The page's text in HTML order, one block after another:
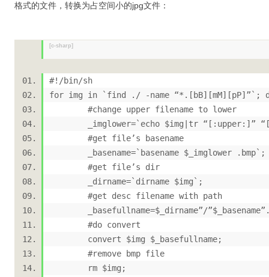
格式的文件，转换为占空间小的jpg文件：
[c-sharp]
#!/bin/sh
for img in `find ./ -name
#change upper filename to lower
_imglower=`echo $img|tr “[:upper:]”
#get file’s basename
_basename=`basename $_imglower
#get file’s dir
_dirname=`dirname $img`;
#get desc filename with path
_basefullname=$_dirname”/
#do convert
convert $img $_basefullname;
#remove bmp file
rm $img;